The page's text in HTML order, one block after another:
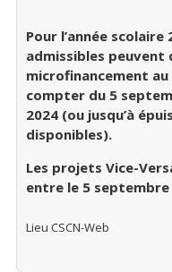
Pour l’année
admissibles peuvent
microfinancement
compter du 5
2024 (ou jusqu’à
disponibles).
Les projets Vice-
entre le 5 septembre
Lieu CSCN-Web